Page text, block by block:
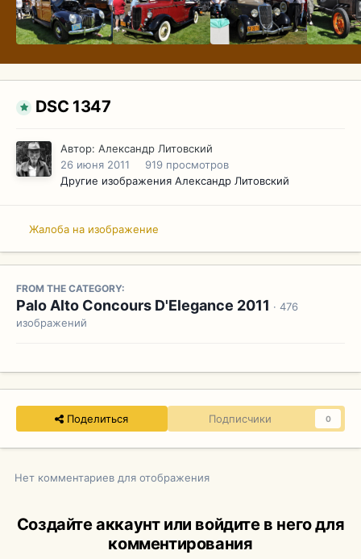
DSC 1347
Автор: Александр Литовский
26 июня 2011
919 просмотров
Другие изображения Александр Литовский
Жалоба на изображение
FROM THE CATEGORY:
Palo Alto Concours D'Elegance 2011 · 476
изображений
Поделиться Подписчики 0
Нет комментариев для отображения
Создайте аккаунт или войдите в него для
комментирования